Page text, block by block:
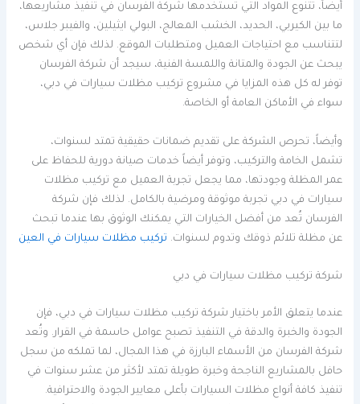
أيضاً، تتنوع المواد التي تستخدمها شركة الفرسان في تنفيذ مشاريعها،
ما بين الكيربي، الحديد، الخشب المعالج، البولي ايثيلين، والفيبر جلاس،
لتتناسب مع احتياجات العميل ومتطلبات الموقع. لذلك فإن أي شخص
يبحث عن الجودة والمتانة واللمسة الفنية، سيجد أن شركة الفرسان
توفر له كل هذه المزايا في مشروع تركيب مظلات سيارات في دبي،
سواء في الأماكن العامة أو الخاصة.
وأيضاً، تحرص الشركة على تقديم ضمانات حقيقية تمتد لسنوات،
تشمل الخامة والتركيب، وتوفر أيضاً خدمات صيانة دورية للحفاظ على
عمر المظلة وجودتها، مما يجعل تجربة العميل مع تركيب مظلات
سيارات في دبي تجربة موثوقة ومرضية بالكامل. لذلك فإن شركة
الفرسان تُعد من أفضل الخيارات التي يمكنك الوثوق بها عندما تبحث
عن مظلة تلائم ذوقك وتدوم لسنوات. تركيب مظلات سيارات في العين
شركة تركيب مظلات سيارات في دبي
عندما يتعلق الأمر باختيار شركة تركيب مظلات سيارات في دبي، فإن
الجودة والخبرة والدقة في التنفيذ تصبح عوامل حاسمة في القرار. وتُعد
شركة الفرسان من الأسماء البارزة في هذا المجال، لما تملكه من سجل
حافل بالمشاريع الناجحة وخبرة طويلة تمتد لأكثر من عشر سنوات في
تنفيذ كافة أنواع مظلات السيارات بأعلى معايير الجودة والاحترافية.